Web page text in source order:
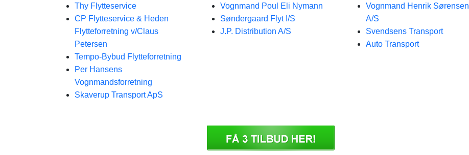
Thy Flytteservice
CP Flytteservice & Heden
Flytteforretning v/Claus
Petersen
Tempo-Bybud Flytteforretning
Per Hansens
Vognmandsforretning
Skaverup Transport ApS
Vognmand Poul Eli Nymann
Søndergaard Flyt I/S
J.P. Distribution A/S
Vognmand Henrik Sørensen
A/S
Svendsens Transport
Auto Transport